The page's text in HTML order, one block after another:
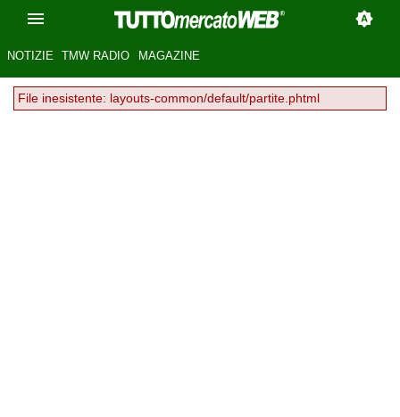
NOTIZIE TMW RADIO MAGAZINE
File inesistente: layouts-common/default/partite.phtml